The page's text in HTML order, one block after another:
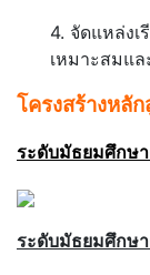
4. จัดแหล่งเ
เหมาะสมแล
โครงสร้างหลั
ระดับมัธยมศึกษ
ระดับมัธยมศึกษ